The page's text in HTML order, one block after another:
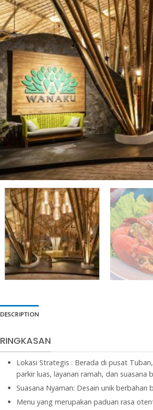
DESCRIPTION
RINGKASAN
Lokasi Strategis : Berada di pusat
parkir luas, layanan ramah, dan suasana
Suasana Nyaman: Desain unik
Menu yang merupakan paduan rasa